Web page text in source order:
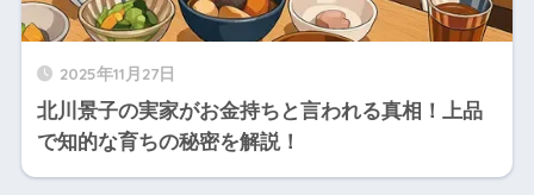
2025年11月27日
北川景子の実家がお金持ちと言われる真相！上品
で知的な育ちの秘密を解説！